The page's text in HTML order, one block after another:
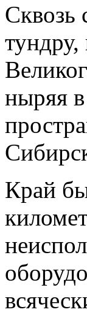
Сквозь
тундру,
ныряя
Край